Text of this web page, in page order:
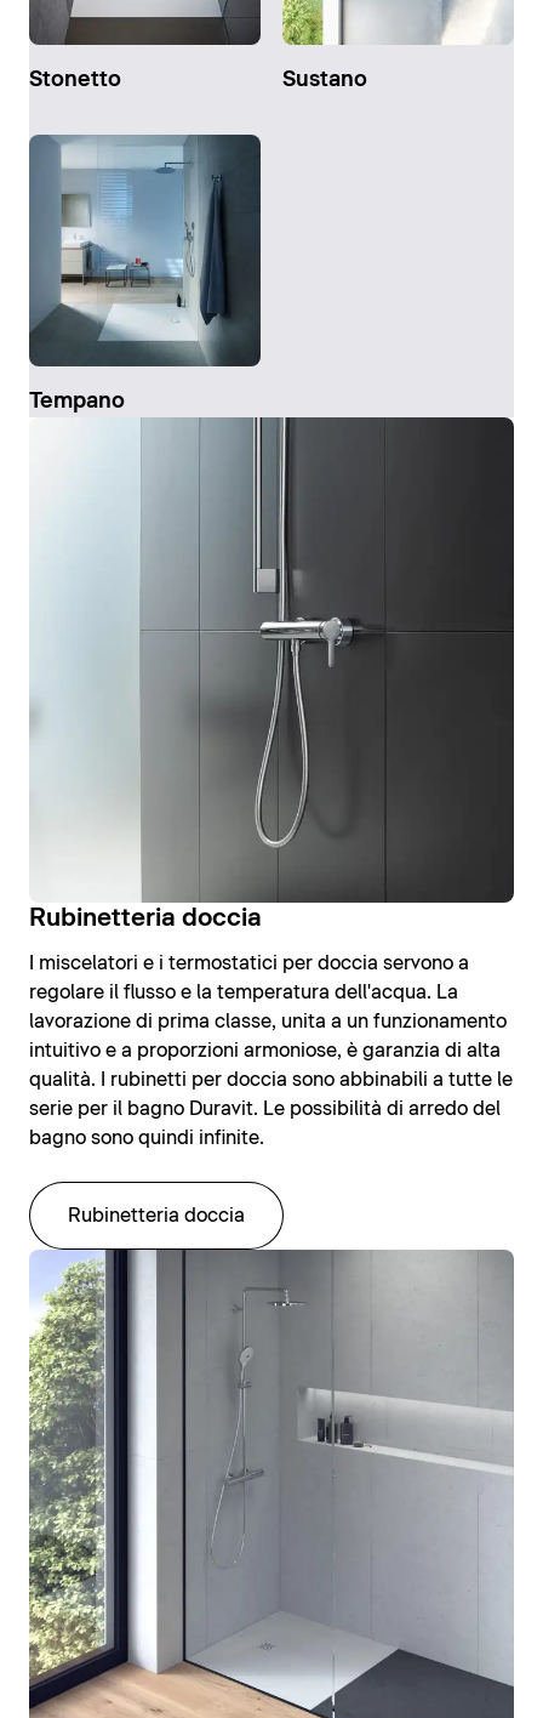
Stonetto Sustano
Tempano
Rubinetteria doccia
I miscelatori e i termostatici per doccia servono a
regolare il flusso e la temperatura dell'acqua. La
lavorazione di prima classe, unita a un funzionamento
intuitivo e a proporzioni armoniose, è garanzia di alta
qualità. I rubinetti per doccia sono abbinabili a tutte le
serie per il bagno Duravit. Le possibilità di arredo del
bagno sono quindi infinite.
Rubinetteria doccia